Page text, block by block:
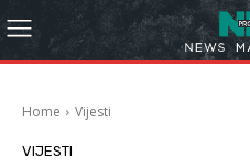
Home Vijesti
VIJESTI